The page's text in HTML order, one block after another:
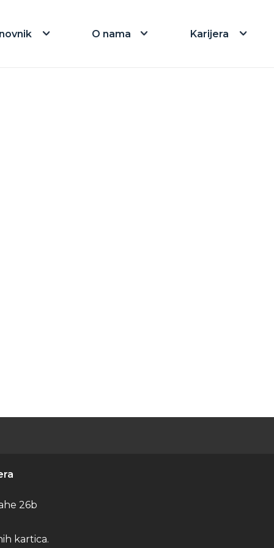
O nama Karijera
26b
kartica.